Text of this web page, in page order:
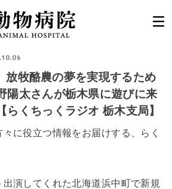
放牧酪農の夢を実現するため
陽太さんが栃木県に遊びに来
らくちっくラジオ 栃木支局】
に役立つ情報をお届けする、らく
演してくれた北海道浜中町で新規